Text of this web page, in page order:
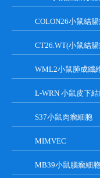
COLON26小鼠結
CT26.WT(小鼠結
WML2小鼠肺成纖
S37小鼠肉瘤細胞
MIMVEC
MB39小鼠腦瘤細胞